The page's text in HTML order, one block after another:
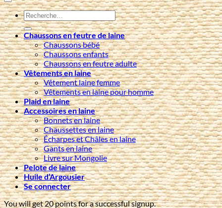
Recherche
pour :
Chaussons en feutre de laine
Chaussons bébé
Chaussons enfants
Chaussons en feutre adulte
Vêtements en laine
Vêtement laine femme
Vêtements en laine pour homme
Plaid en laine
Accessoires en laine
Bonnets en laine
Chaussettes en laine
Écharpes et Châles en laine
Gants en laine
Livre sur Mongolie
Pelote de laine
Huile d’Argousier
Se connecter
You will get 20 points for a successful signup.